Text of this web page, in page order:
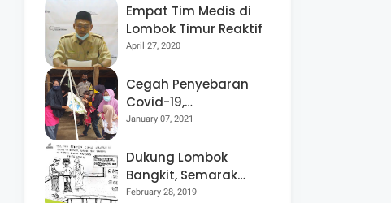
Berpeluang “Rebut”
Kursi Dapil 3
Empat Tim Medis di
Lombok Timur Reaktif
April 27, 2020
Cegah Penyebaran
Covid-19,
Bhabinkamtibmas
Kegiatan Posyandu
January 07, 2021
Dukung Lombok
Bangkit, Semarak
Pesta Rakyat
February 28, 2019